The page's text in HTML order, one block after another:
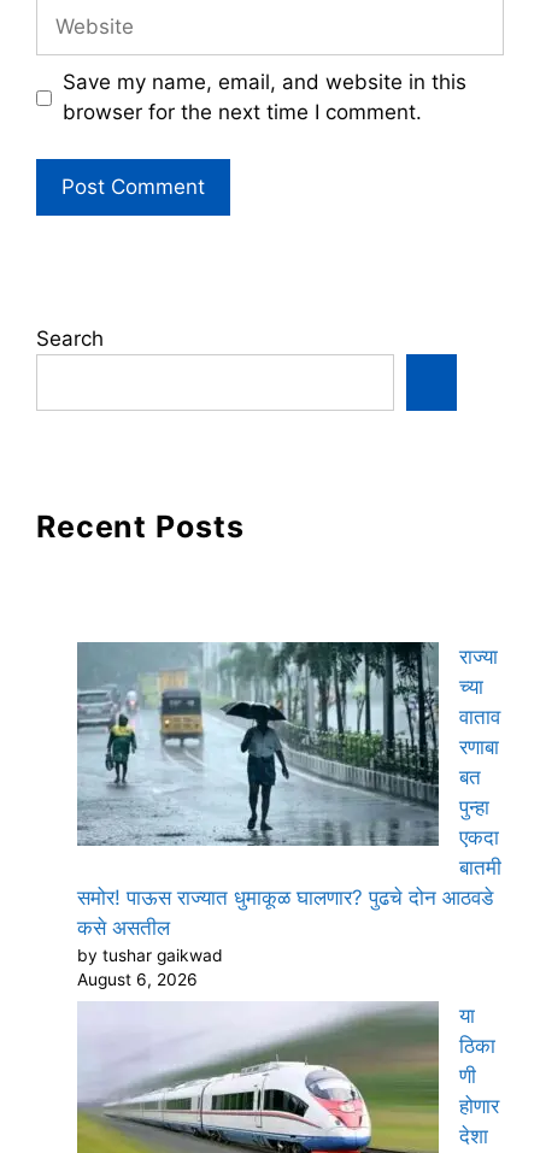
Website
Save my name, email, and website in this
browser for the next time I comment.
Search
Recent Posts
राज्या
च्या
वाताव
रणाबा
बत
पुन्हा
एकदा
बातमी
समोर! पाऊस राज्यात धुमाकूळ घालणार? पुढचे दोन आठवडे
कसे असतील
by tushar gaikwad
August 6, 2026
या
ठिका
णी
होणार
देशा